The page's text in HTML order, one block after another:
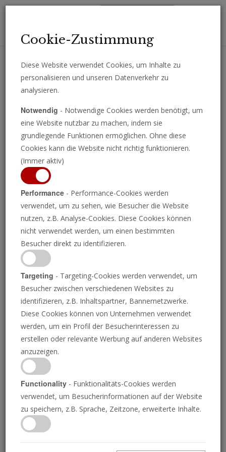
Erhalten Sie wichtige Analysen, Kommentare und Nachrichten
JOHN THYS/AFP VIA GETTY IMAGES
Russland provoziert, die
NATO debattiert
JOSUE MICHELS • 24.09.2025
D er Flughafen Kopenhagen, das verkehrsreichste
Drehkreuz in Skandinavien, wurde am
Montagabend geschlossen, nachdem große Drohnen
Cookie-Zustimmung
Diese Website verwendet Cookies, um Inhalte zu
personalisieren und unseren Datenverkehr zu
analysieren.
Notwendig - Notwendige Cookies werden benötigt, um
eine Website nutzbar zu machen, indem sie
grundlegende Funktionen ermöglichen. Ohne diese
Cookies kann die Website nicht richtig funktionieren.
(Immer aktiv)
Performance - Performance-Cookies werden
verwendet, um zu sehen, wie Besucher die Website
nutzen, z.B. Analyse-Cookies. Diese Cookies können
nicht verwendet werden, um einen bestimmten
Besucher direkt zu identifizieren.
Targeting - Targeting-Cookies werden verwendet, um
Besucher zwischen verschiedenen Websites zu
identifizieren, z.B. Inhaltspartner, Bannernetzwerke.
Diese Cookies können von Unternehmen verwendet
werden, um ein Profil der Besucherinteressen zu
erstellen oder relevante Werbung auf anderen Websites
anzuzeigen.
Functionality - Funktionalitäts-Cookies werden
verwendet, um Besucherinformationen auf der Website
zu speichern, z.B. Sprache, Zeitzone, erweiterte Inhalte.